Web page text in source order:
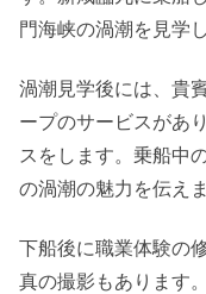
門海峡の渦潮を見学
渦潮見学後には、貴
ープのサービスがあ
スをします。乗船中
の渦潮の魅力を伝えま
下船後に職業体験の
真の撮影もあります